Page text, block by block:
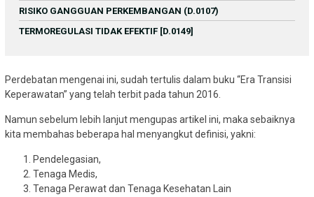
RISIKO GANGGUAN PERKEMBANGAN (D.0107)
TERMOREGULASI TIDAK EFEKTIF [D.0149]
Perdebatan mengenai ini, sudah tertulis dalam buku “Era Transisi
Keperawatan” yang telah terbit pada tahun 2016.
Namun sebelum lebih lanjut mengupas artikel ini, maka sebaiknya
kita membahas beberapa hal menyangkut definisi, yakni:
Pendelegasian,
Tenaga Medis,
Tenaga Perawat dan Tenaga Kesehatan Lain